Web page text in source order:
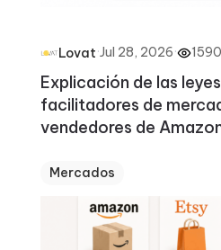
Lovat·Jul 28, 2026· 1590
Explicación de las
facilitadores de
vendedores de
Mercados